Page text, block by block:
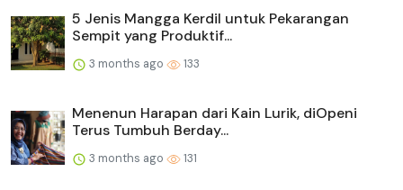
5 Jenis Mangga Kerdil untuk Pekarangan
Sempit yang Produktif...
3 months ago 133
Menenun Harapan dari Kain Lurik, diOpeni
Terus Tumbuh Berday...
3 months ago 131